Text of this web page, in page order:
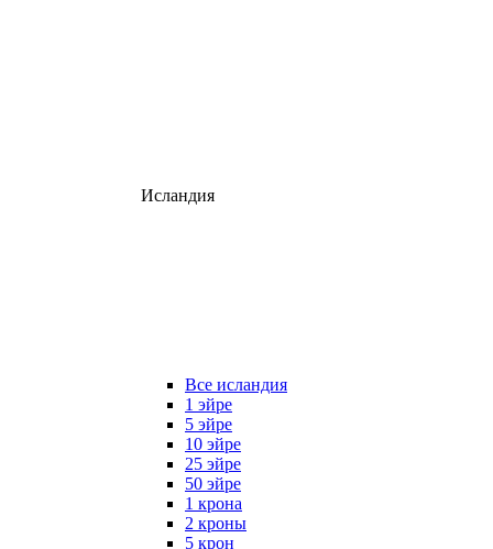
Исландия
Все исландия
1 эйре
5 эйре
10 эйре
25 эйре
50 эйре
1 крона
2 кроны
5 крон